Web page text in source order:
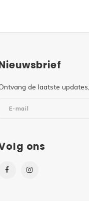
de laatste
ons